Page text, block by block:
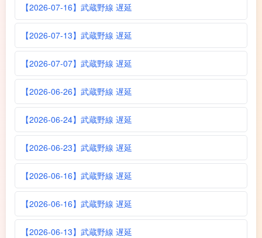
【2026-07-16】武蔵野線 遅延
【2026-07-13】武蔵野線 遅延
【2026-07-07】武蔵野線 遅延
【2026-06-26】武蔵野線 遅延
【2026-06-24】武蔵野線 遅延
【2026-06-23】武蔵野線 遅延
【2026-06-16】武蔵野線 遅延
【2026-06-16】武蔵野線 遅延
【2026-06-13】武蔵野線 遅延